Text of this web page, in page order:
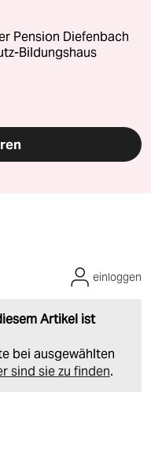
Pension Diefenbach
Bildungshaus
Artikel ist
bei ausgewählten
sind sie zu finden.
einloggen